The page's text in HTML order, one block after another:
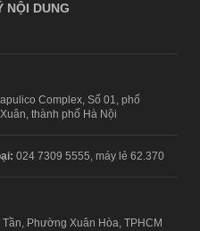
NỘI DUNG
Complex, Số 01, phố
thành phố Hà Nội
024 7309 5555, máy lẻ 62.370
Phường Xuân Hòa, TPHCM